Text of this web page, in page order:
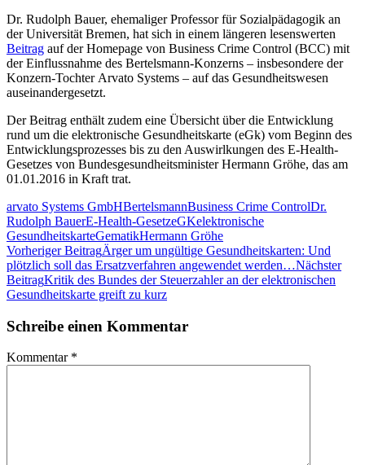
Dr. Rudolph Bauer, ehemaliger Professor für Sozialpädagogik an
der Universität Bremen, hat sich in einem längeren lesenswerten
Beitrag auf der Homepage von Business Crime Control (BCC) mit
der Einflussnahme des Bertelsmann-Konzerns – insbesondere der
Konzern-Tochter Arvato Systems – auf das Gesundheitswesen
auseinandergesetzt.
Der Beitrag enthält zudem eine Übersicht über die Entwicklung
rund um die elektronische Gesundheitskarte (eGk) vom Beginn des
Entwicklungsprozesses bis zu den Auswirlkungen des E-Health-
Gesetzes von Bundesgesundheitsminister Hermann Gröhe, das am
01.01.2016 in Kraft trat.
arvato Systems GmbHBertelsmannBusiness Crime ControlDr.
Rudolph BauerE-Health-GesetzeGKelektronische
GesundheitskarteGematikHermann Gröhe
Beitragsnavigation
Vorheriger BeitragÄrger um ungültige Gesundheitskarten: Und
plötzlich soll das Ersatzverfahren angewendet werden…Nächster
BeitragKritik des Bundes der Steuerzahler an der elektronischen
Gesundheitskarte greift zu kurz
Schreibe einen Kommentar
Kommentar *